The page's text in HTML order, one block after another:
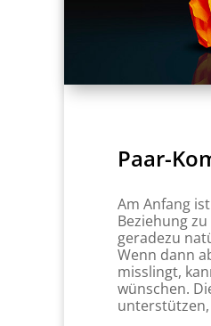
Paar-
Am Anfang
Beziehung
geradezu
Wenn dann
misslingt,
wünschen.